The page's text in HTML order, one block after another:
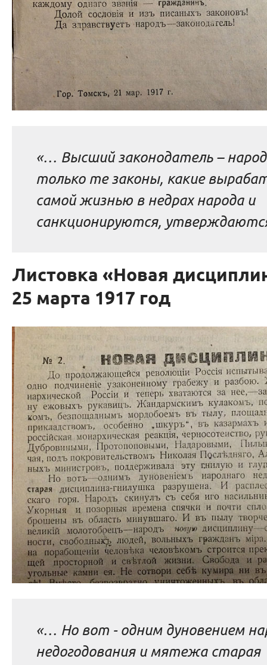
«… Высший законодатель –
только те законы, какие
самой жизнью в недрах народа и
санкционируются,
Листовка «Новая
25 марта 1917 год
«… Но вот - одним дуновением
недогодования и мятежа старая